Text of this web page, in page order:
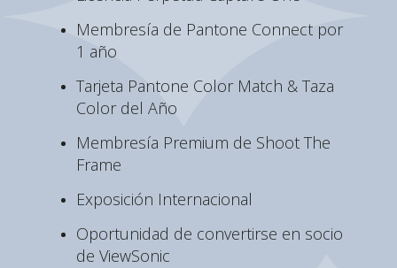
Membresía de Pantone Connect por
1 año
Tarjeta Pantone Color Match & Taza
Color del Año
Membresía Premium de Shoot The
Frame
Exposición Internacional
Oportunidad de convertirse en socio
de ViewSonic